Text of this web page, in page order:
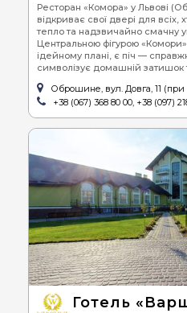
Ресторан «Комора» у Львові
відкриває свої двері для всіх,
тепло та надзвичайно смачну
Центральною фігурою «Комори»,
ідейному плані, є піч —
символізує домашній затишок
Оброшине, вул. Довга, 11 (при
+38 (067) 368 80 00, +38 (097)
Готель